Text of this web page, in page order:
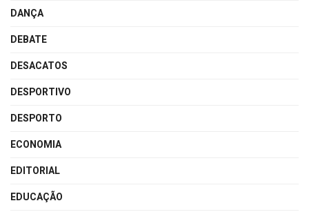
DANÇA
DEBATE
DESACATOS
DESPORTIVO
DESPORTO
ECONOMIA
EDITORIAL
EDUCAÇÃO